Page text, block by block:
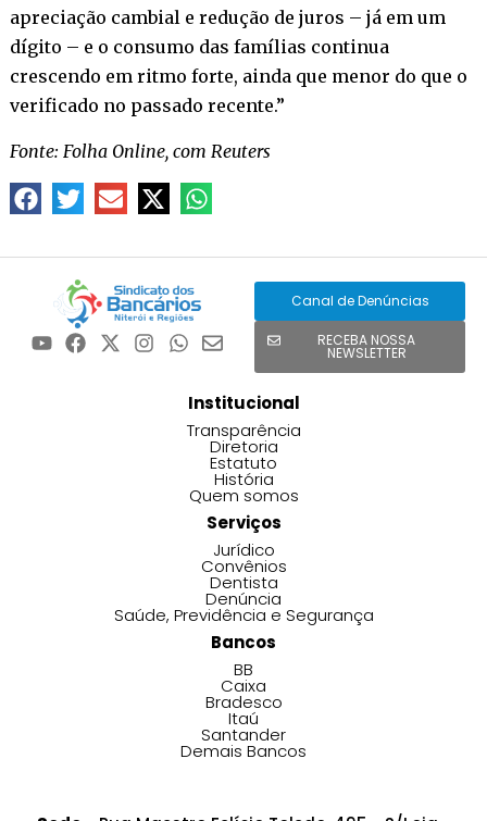
apreciação cambial e redução de juros – já em um
dígito – e o consumo das famílias continua
crescendo em ritmo forte, ainda que menor do que o
verificado no passado recente.”
Fonte: Folha Online, com Reuters
Canal de Denúncias
RECEBA NOSSA
NEWSLETTER
Institucional
Transparência
Diretoria
Estatuto
História
Quem somos
Serviços
Jurídico
Convênios
Dentista
Denúncia
Saúde, Previdência e Segurança
Bancos
BB
Caixa
Bradesco
Itaú
Santander
Demais Bancos